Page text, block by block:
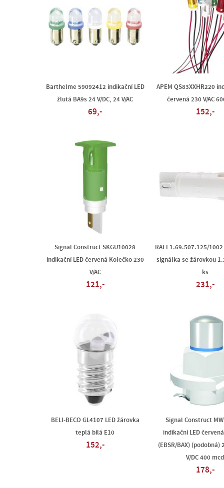
Barthelme 59092412 indikační LED
žlutá BA9s 24 V/DC, 24 V/AC
69,-
APEM QS83XXHR220
červená 230 V/AC
152,-
Signal Construct SKGU10028
indikační LED červená Kolečko 230
V/AC
121,-
RAFI 1.69.507.125/
signálka se žárovkou
ks
231,-
BELI-BECO GL4107 LED žárovka
teplá bílá E10
152,-
Signal Construct
indikační LED
(EBSR/BAX) (podobná)
V/DC 400 mcd
178,-